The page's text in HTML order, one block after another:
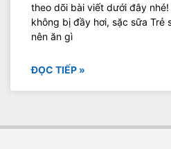
theo dõi bài viết dưới đây
không bị đầy hơi, sặc sữa Trẻ
nên ăn gì
ĐỌC TIẾP »